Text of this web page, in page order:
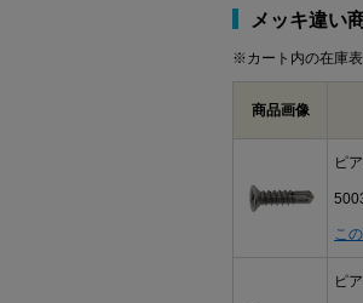
メッキ違い
※カート内の在庫
商品画像
ピ
こ
ピ